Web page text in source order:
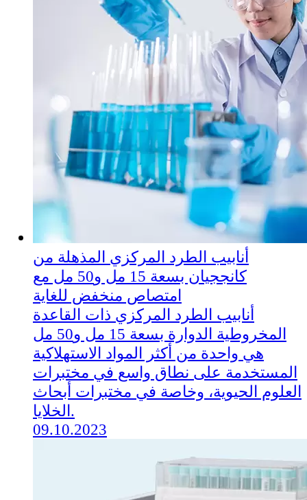
أنابيب الطرد المركزي المذهلة من
كانججيان بسعة 15 مل و50 مل مع
امتصاص منخفض للغاية
أنابيب الطرد المركزي ذات القاعدة
المخروطية الدوارة بسعة 15 مل و50 مل
هي واحدة من أكثر المواد الاستهلاكية
المستخدمة على نطاق واسع في مختبرات
العلوم الحيوية، وخاصة في مختبرات أبحاث
الخلايا.
09.10.2023